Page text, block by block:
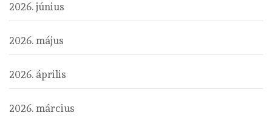
2026. június
2026. május
2026. április
2026. március